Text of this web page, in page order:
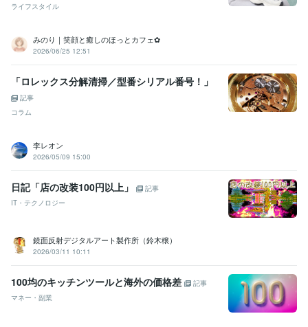
ライフスタイル
みのり｜笑顔と癒しのほっとカフェ✿
2026/06/25 12:51
「ロレックス分解清掃／型番シリアル番号！」
記事
コラム
李レオン
2026/05/09 15:00
日記「店の改装100円以上」
記事
IT・テクノロジー
鏡面反射デジタルアート製作所（鈴木穣）
2026/03/11 10:11
100均のキッチンツールと海外の価格差
記事
マネー・副業